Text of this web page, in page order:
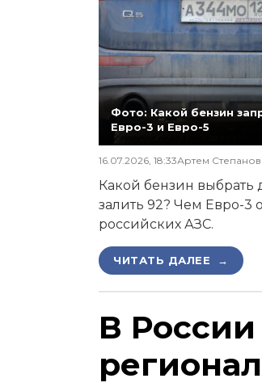
Фото: Какой бензин
Евро-3 и Евро-5
16.07.2026, 18:33Артем Степанов
Какой бензин выбрать
залить 92? Чем Евро-3
российских АЗС.
ЧИТАТЬ ДАЛЕЕ →
В